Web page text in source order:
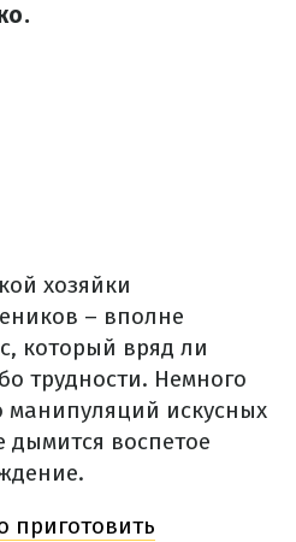
хозяйки
– вполне
который вряд ли
трудности. Немного
манипуляций искусных
дымится воспетое
приготовить